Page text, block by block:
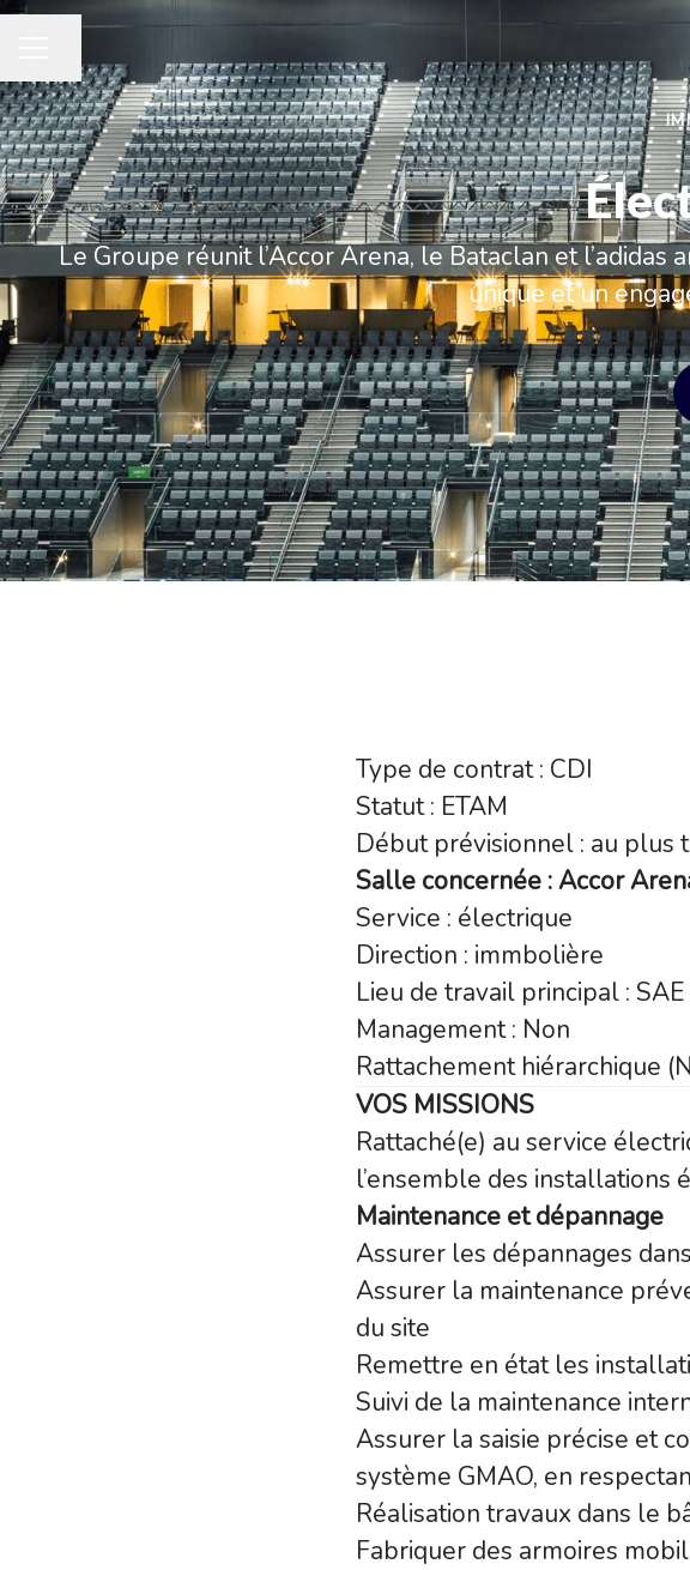
MENU CARRIÈRE
Partager la page
Le Groupe réunit l’Accor Arena, le Bataclan et
unique et un
Type de contrat : CDI
Statut : ETAM
Début prévisionnel : au plus
Salle concernée : Accor
Service : électrique
Direction : immbolière
Lieu de travail principal :
Management : Non
Rattachement hiérarchique
VOS MISSIONS
Rattaché(e) au service
l’ensemble des installations
Maintenance et dépannage
Assurer les dépannages
Assurer la maintenance
du site
Remettre en état les
Suivi de la maintenance
Assurer la saisie précise et
système GMAO, en
Réalisation travaux dans le
Fabriquer des armoires